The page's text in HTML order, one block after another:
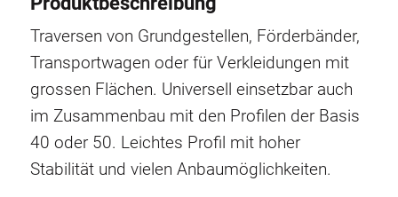
Traversen von Grundgestellen, Förderbänder,
Transportwagen oder für Verkleidungen mit
grossen Flächen. Universell einsetzbar auch
im Zusammenbau mit den Profilen der Basis
40 oder 50. Leichtes Profil mit hoher
Stabilität und vielen Anbaumöglichkeiten.